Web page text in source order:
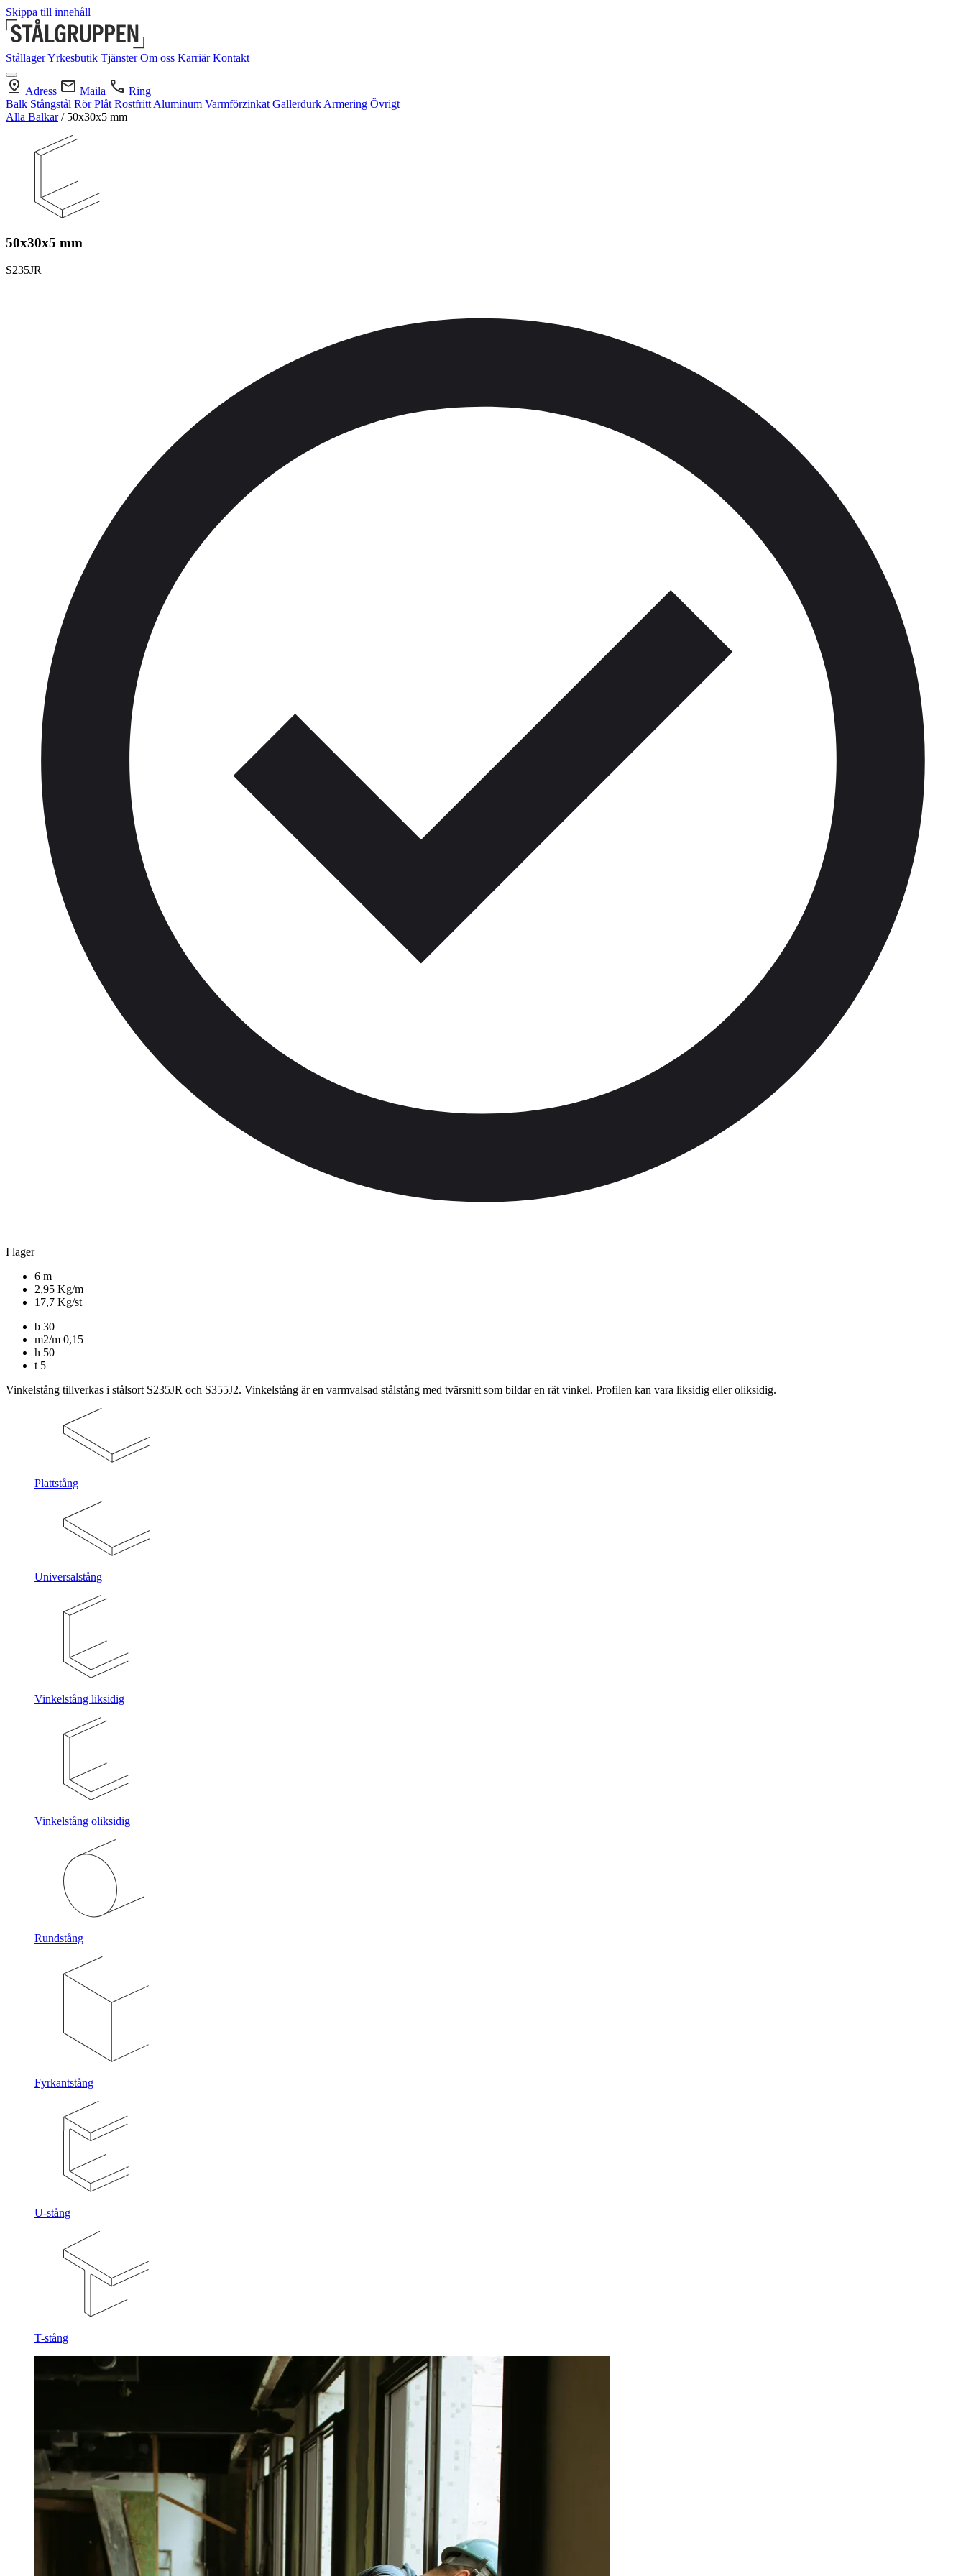
Skippa till innehåll
StållagerYrkesbutik TjänsterOm oss KarriärKontakt
Adress Maila
Ring
Balk Stångstål RörPlåt Rostfritt Aluminum Varmförzinkat Gallerdurk Armering Övrigt
Alla Balkar / 50x30x5 mm
50x30x5 mm
S235JR
I lager
6 m
2,95 Kg/m
17,7 Kg/st
b 30
m2/m 0,15
h 50
t 5
Vinkelstång tillverkas i stålsort S235JR och S355J2. Vinkelstång är en varmvalsad stålstång med tvärsnitt som bildar en rät vinkel. Profilen kan vara liksidig eller oliksidig.
Plattstång
Universalstång
Vinkelstång liksidig
Vinkelstång oliksidig
Rundstång
Fyrkantstång
U-stång
T-stång